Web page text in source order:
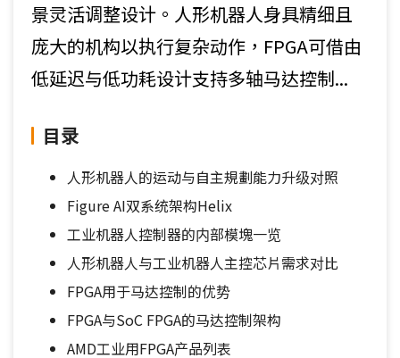
景灵活调整设计。人形机器人身具精细且
庞大的机构以执行复杂动作，FPGA可借由
低延迟与低功耗设计支持多轴马达控制...
目录
人形机器人的运动与自主規劃能力升级对照
Figure AI双系统架构Helix
工业机器人控制器的内部模塊一览
人形机器人与工业机器人主控芯片需求对比
FPGA用于马达控制的优势
FPGA与SoC FPGA的马达控制架构
AMD工业用FPGA产品列表